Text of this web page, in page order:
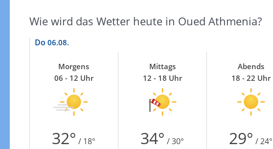
Wie wird das Wetter heute in Oued Athmenia?
Do 06.08.
Morgens
06 - 12 Uhr
Mittags
12 - 18 Uhr
Abends
18 - 22 Uhr
32° / 18° 34° / 30° 29° / 24°
Windgeschwindigkeiten in 3h
Zur Windgeschwindigkeitenkarte
Sonnenschein
Zur